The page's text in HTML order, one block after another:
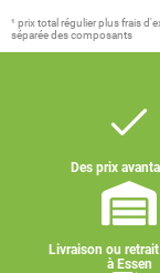
¹ prix total régulier plus frais
séparée des composants
Des prix
Livraison ou
à Essen